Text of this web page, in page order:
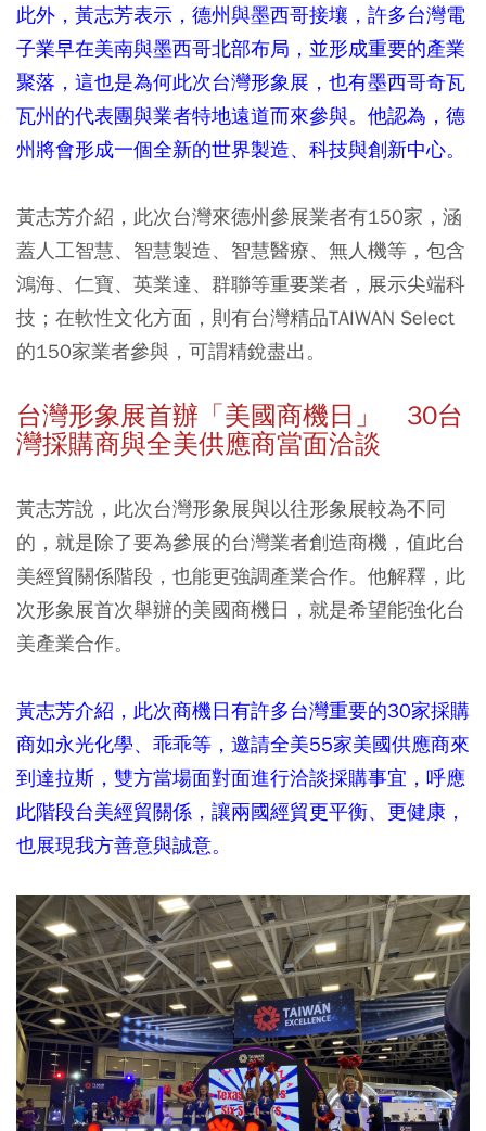
此外，黃志芳表示，德州與墨西哥接壤，許多台灣電
子業早在美南與墨西哥北部布局，並形成重要的產業
聚落，這也是為何此次台灣形象展，也有墨西哥奇瓦
瓦州的代表團與業者特地遠道而來參與。他認為，德
州將會形成一個全新的世界製造、科技與創新中心。
黃志芳介紹，此次台灣來德州參展業者有150家，涵
蓋人工智慧、智慧製造、智慧醫療、無人機等，包含
鴻海、仁寶、英業達、群聯等重要業者，展示尖端科
技；在軟性文化方面，則有台灣精品TAIWAN Select
的150家業者參與，可謂精銳盡出。
台灣形象展首辦「美國商機日」 30台
灣採購商與全美供應商當面洽談
黃志芳說，此次台灣形象展與以往形象展較為不同
的，就是除了要為參展的台灣業者創造商機，值此台
美經貿關係階段，也能更強調產業合作。他解釋，此
次形象展首次舉辦的美國商機日，就是希望能強化台
美產業合作。
黃志芳介紹，此次商機日有許多台灣重要的30家採購
商如永光化學、乖乖等，邀請全美55家美國供應商來
到達拉斯，雙方當場面對面進行洽談採購事宜，呼應
此階段台美經貿關係，讓兩國經貿更平衡、更健康，
也展現我方善意與誠意。